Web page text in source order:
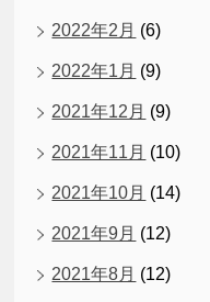
2022年2月 (6)
2022年1月 (9)
2021年12月 (9)
2021年11月 (10)
2021年10月 (14)
2021年9月 (12)
2021年8月 (12)